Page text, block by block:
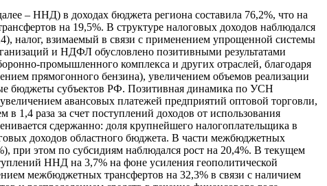
– ННД) в доходах бюджета региона составила 76,2%, что на
на 19,5%. В структуре налоговых доходов наблюдался
налог, взимаемый в связи с применением упрощенной системы
и НДФЛ обусловлено позитивными результатами
промышленного комплекса и других отраслей, благодаря
прямогонного бензина), увеличением объемов реализации
бюджеты субъектов РФ. Позитивная динамика по УСН
авансовых платежей предприятий оптовой торговли,
раза за счет поступлений доходов от использования
сдержанно: доля крупнейшего налогоплательщика в
доходов областного бюджета. В части межбюджетных
при этом по субсидиям наблюдался рост на 20,4%. В текущем
ННД на 3,7% на фоне усиления геополитической
межбюджетных трансфертов на 32,3% в связи с наличием